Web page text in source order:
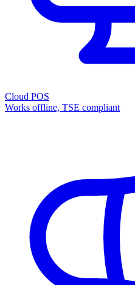
Cloud POS
Works offline, TSE compliant